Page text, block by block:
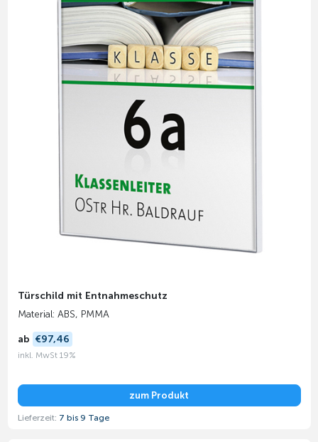
Türschild mit Entnahmeschutz
Material: ABS, PMMA
ab €97,46
inkl. MwSt 19%
zum Produkt
Lieferzeit: 7 bis 9 Tage